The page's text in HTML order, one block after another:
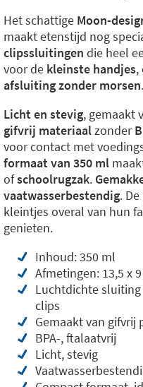
Het schattige Moon-
maakt etenstijd nog
clipssluitingen die heel
voor de kleinste handjes,
afsluiting zonder morsen.
Licht en stevig, gemaakt
gifvrij materiaalzonder
voor contact met
formaat van 350 ml
ofschoolrugzak.
vaatwasserbestendig.
kleintjes overal van hun
genieten.
Inhoud: 350 ml
Afmetingen: 13,5 x
Luchtdichte
clips
Gemaakt van gifvrij
BPA-, ftalaatvrij
Licht, stevig